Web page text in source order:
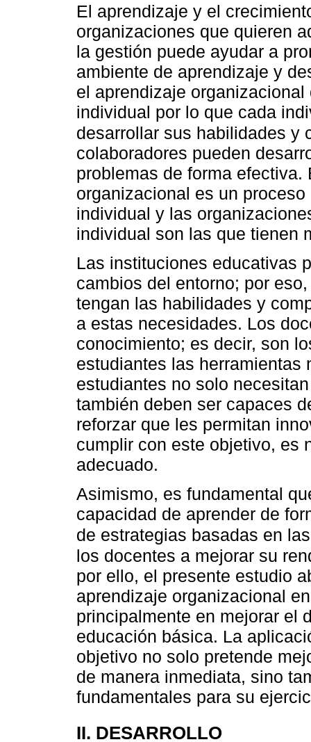
El aprendizaje y el
organizaciones que quieren
la gestión puede ayudar a
ambiente de aprendizaje y
el aprendizaje
individual por lo que cada
desarrollar sus habilidades y
colaboradores pueden
problemas de forma
organizacional es un
individual y las
individual son las que tienen
Las instituciones educativas
cambios del entorno; por
tengan las habilidades y
a estas necesidades. Los
conocimiento; es decir, son
estudiantes las herramientas
estudiantes no solo
también deben ser capaces
reforzar que les permitan
cumplir con este objetivo, es
adecuado.
Asimismo, es fundamental
capacidad de aprender de
de estrategias basadas en
los docentes a mejorar su
por ello, el presente estudio
aprendizaje organizacional
principalmente en mejorar el
educación básica. La
objetivo no solo pretende
de manera inmediata, sino
fundamentales para su
II. DESARROLLO